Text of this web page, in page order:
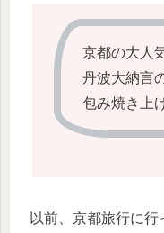
京都の大人
丹波大納言
包み焼き上
以前、京都旅行に